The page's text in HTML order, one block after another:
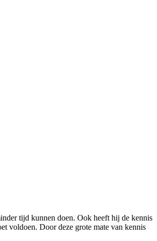
tijd kunnen doen. Ook heeft hij de kennis
voldoen. Door deze grote mate van kennis